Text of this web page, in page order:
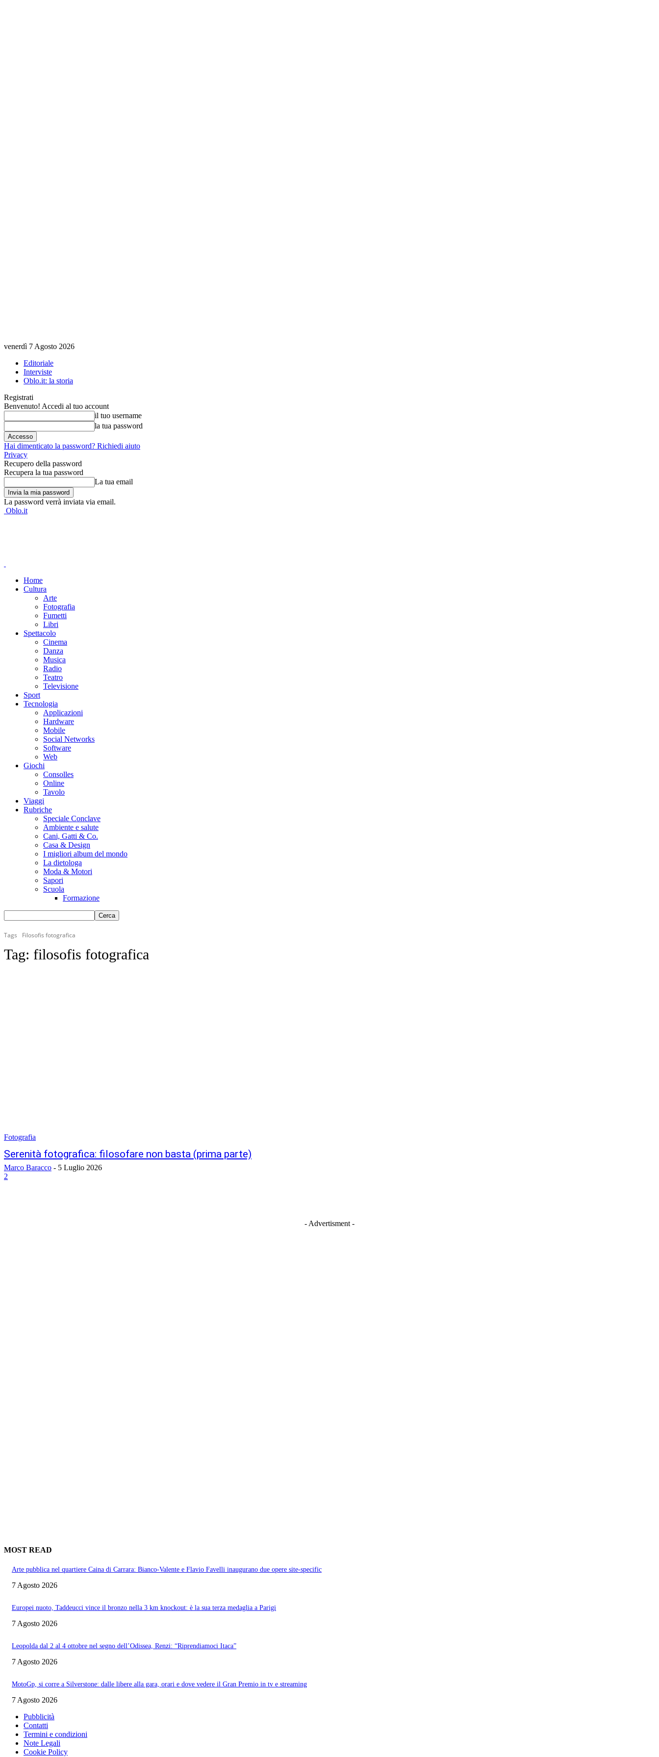
venerdì 7 Agosto 2026
Editoriale
Interviste
Oblo.it: la storia
Registrati
Benvenuto! Accedi al tuo account
il tuo username
la tua password
Hai dimenticato la password? Richiedi aiuto
Privacy
Recupero della password
Recupera la tua password
La tua email
La password verrà inviata via email.
Oblo.it
Home
Cultura
Arte
Fotografia
Fumetti
Libri
Spettacolo
Cinema
Danza
Musica
Radio
Teatro
Televisione
Sport
Tecnologia
Applicazioni
Hardware
Mobile
Social Networks
Software
Web
Giochi
Consolles
Online
Tavolo
Viaggi
Rubriche
Speciale Conclave
Ambiente e salute
Cani, Gatti & Co.
Casa & Design
I migliori album del mondo
La dietologa
Moda & Motori
Sapori
Scuola
Formazione
Tags Filosofis fotografica
Tag: filosofis fotografica
Fotografia
Serenità fotografica: filosofare non basta (prima parte)
Marco Baracco - 5 Luglio 2026
2
- Advertisment -
MOST READ
Arte pubblica nel quartiere Caina di Carrara: Bianco-Valente e Flavio Favelli inaugurano due opere site-specific
7 Agosto 2026
Europei nuoto, Taddeucci vince il bronzo nella 3 km knockout: è la sua terza medaglia a Parigi
7 Agosto 2026
Leopolda dal 2 al 4 ottobre nel segno dell’Odissea, Renzi: “Riprendiamoci Itaca”
7 Agosto 2026
MotoGp, si corre a Silverstone: dalle libere alla gara, orari e dove vedere il Gran Premio in tv e streaming
7 Agosto 2026
Pubblicità
Contatti
Termini e condizioni
Note Legali
Cookie Policy